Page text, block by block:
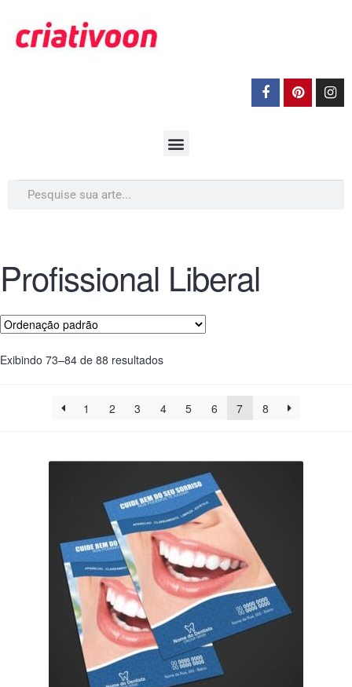
Profissional Liberal
Exibindo 73–84 de 88 resultados
1 2 3 4 5 6 7 8